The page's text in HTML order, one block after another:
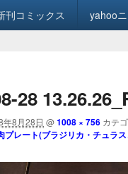
刊コミックス yahoo
28
年8月28日 @1008 × 756 カテ
プレート(ブラジリカ・チュラ